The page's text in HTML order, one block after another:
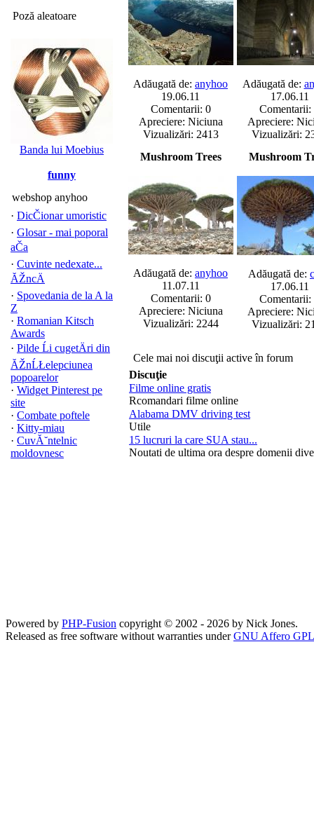
Poză aleatoare
Banda lui Moebius
funny
webshop anyhoo
· DicČionar umoristic
· Glosar - mai poporal
aČa
· Cuvinte nedexate...
ĂŽncÄ
· Spovedania de la A la
Z
· Romanian Kitsch
Awards
· Pilde Ĺi cugetÄri din
ĂŽnĹŁelepciunea
popoarelor
· Widget Pinterest pe
site
· Combate poftele
· Kitty-miau
· CuvĂ˘ntelnic
moldovnesc
Adăugată de: anyhoo
19.06.11
Comentarii: 0
Apreciere: Niciuna
Vizualizări: 2413
Adăugată de:
17.06.11
Comentarii:
Apreciere:
Vizualizări:
Mushroom Trees
Adăugată de: anyhoo
11.07.11
Comentarii: 0
Apreciere: Niciuna
Vizualizări: 2244
Mushroom
Adăugată de:
17.06.11
Comentarii:
Apreciere:
Vizualizări:
Cele mai noi discuţii active în forum
Discuţie
Filme online gratis
Rcomandari filme online
Alabama DMV driving test
Utile
15 lucruri la care SUA stau...
Noutati de ultima ora despre domenii
Powered by PHP-Fusion copyright © 2002 - 2026 by Nick Jones.
Released as free software without warranties underGNU Affero GPL